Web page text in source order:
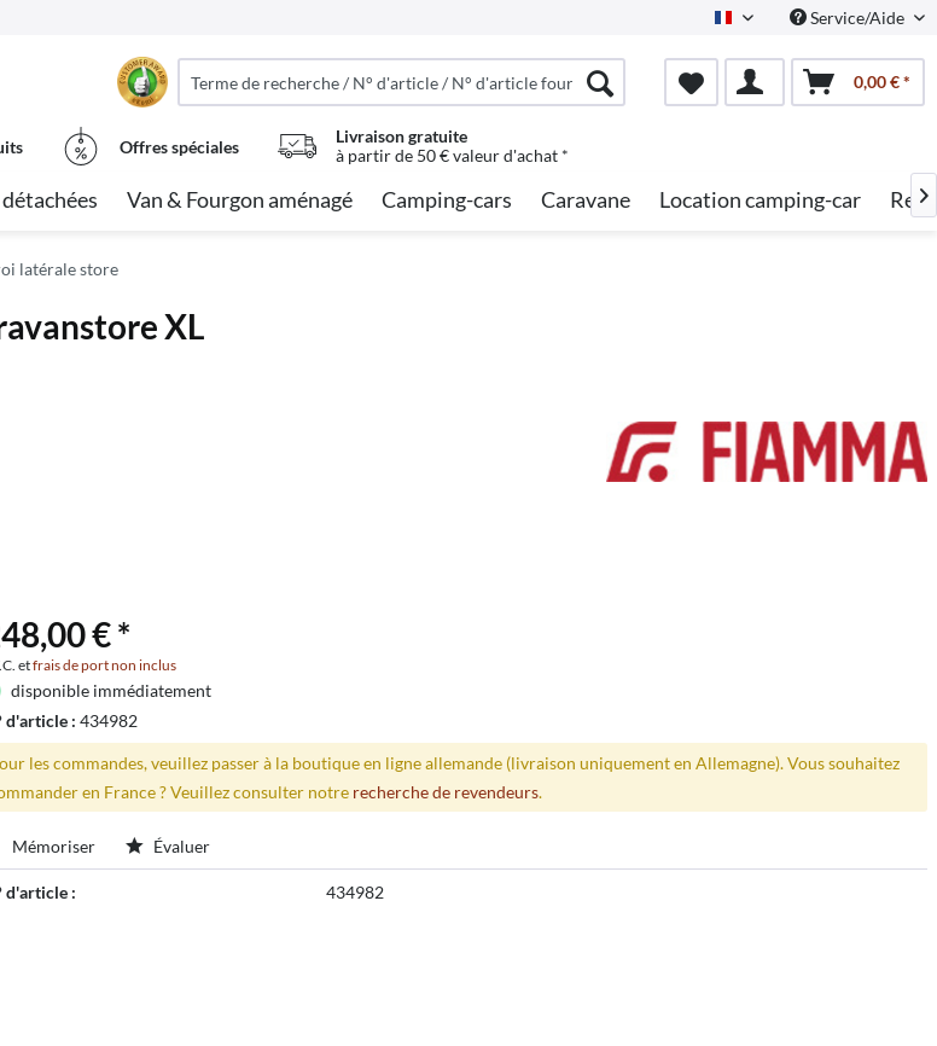
French Service/Aide
0,00 € *
Offres spéciales
Livraison gratuite
à partir de 50 € valeur d'achat *
Van & Fourgon aménagé Camping-cars Caravane Location camping-car 
latérale store
XL
€ *
etfrais de port non inclus
disponible immédiatement
d'article : 434982
les commandes, veuillez passer à la boutique en ligne allemande (livraison uniquement en Allemagne). Vous souhaitez
en France ? Veuillez consulter notre recherche de revendeurs.
Mémoriser Évaluer
d'article : 434982